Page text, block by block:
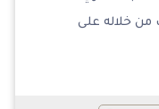
من خلاله على